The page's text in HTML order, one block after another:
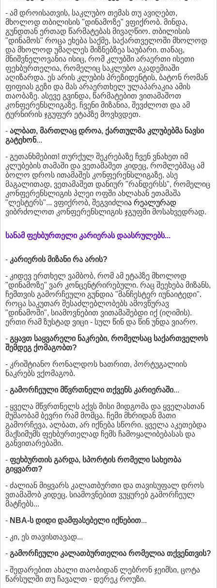
- ამ დროისათვის, საკლუბო თემას თუ ავიღებთ,
მხოლოდ თბილისის "დინამოზე" ვფიქრობ. მინდა,
გუნდთან ერთად წარმატებას მივაღწიო. თბილისის
"დინამოს" როცა ეხება საქმე, საქართველოში მხოლოდ
და მხოლოდ უმაღლეს მიზნებზეა საუბარი. თანაც,
მნიშვნელოვანია ისიც, რომ კლუბში არაერთი ისეთი
ფეხბურთელია, რომელიც საკლუბო აკადემიაში
აღიზარდა. ეს არის კლუბის პრეზიდენტის, ბატონ რომან
ფიფიას გეზი და მას არაერთხელ ულაპარაკია ამის
თაობაზე. ასევე გვინდა, წარმატებით ვითამაშოთ
კონფერენსლიგაზე. ჩვენი მიზანია, შევძლოთ და ამ
ტურნირის ჯგუფურ ეტაპზე მოვხვდეთ.
- ალბათ, მართლაც დროა, ქართულმა კლუბებმა ნავსი
გატეხონ...
- გეთანხმებით! თურქულ შეკრებაზე ჩვენ ვნახეთ იმ
კლუბების თამაში და ვეთამაშეთ კიდეც, რომლებმაც ამ
ბოლო დროს ითამაშეს კონფერენსლიგაზე. ასე
მაგალითად, ვეთამაშეთ დანიურ "რანდერსს", რომელიც
კონფერენსლიგის პლეი ოფში ახლახან ეთამაშა
"ლესტერს"... ვფიქრობ, შეგვიძლია რეალურად
ვიბრძოლოთ კონფერენსლიგის ჯგუფში მოსახვედრად.
სანამ ფეხბურთელი კარიერას დაასრულებს...
- კარიერის მიზანი რა არის?
- კიდევ ერთხელ ვამბობ, რომ ამ ეტაპზე მხოლოდ
"დინამოზე" ვარ კონცენტრირებული. რაც შეეხება მიზანს,
ჩემთვის გამორჩეული გუნდია "მანჩესტერ იუნაიტედი".
როცა საკუთარ შესაძლებლობებს ამოვწურავ
"დინამოში", სიამოვნებით ვითამაშებდი იქ (იღიმის).
ერთი რამ ზუსტად ვიცი - სულ წინ და წინ უნდა ვიარო.
- გყავთ საყვარელი ნაკრები, რომელსაც საქართველოს
შემდეგ ქომაგობთ?
- კრიშტიანო რონალდოს ხათრით, პორტუგალიის
ნაკრებს ვქომაგობ.
- გამორჩეული მწვრთნელი თქვენს კარიერაში...
- ყველა მწვრთნელს აქვს მისი მიდგომა და ყველასთან
მუშაობამ ბევრი რამ მომცა. ჩემი მხრიდან მათი
გამორჩევა, ალბათ, არ იქნება სწორი. ყველა აკეთებდა
მაქსიმუმს ფეხბურთელად ჩემს ჩამოყალიბებასას და
განვითარებაში.
- ფეხბურთის გარდა, სპორტის რომელი სახეობა
გიყვართ?
- ძალიან მიყვარს კალათბურთი და თავისუფალ დროს
ვთამაშობ კიდეც. სიამოვნებით ვუყურებ გამორჩეულ
მატჩებს...
- NBA-ს დიდი დამფასებელი იქნებით...
- კი, ეს თავისთავად...
- გამორჩეული კალათბურთელია რომელია თქვენთვის?
- შედარებით ახალი თაობიდან ლებრონ ჯეიმსი, ცოტა
წარსულში თუ ჩავალთ - დერეკ როუზი.